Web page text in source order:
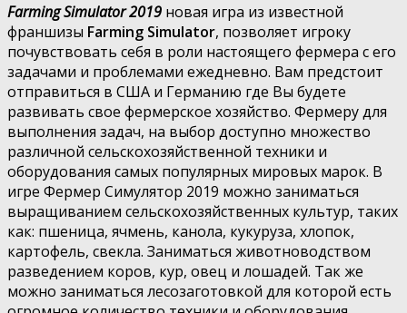
Farming Simulator 2019 новая игра из известной
франшизы Farming Simulator, позволяет игроку
почувствовать себя в роли настоящего фермера с его
задачами и проблемами ежедневно. Вам предстоит
отправиться в США и Германию где Вы будете
развивать свое фермерское хозяйство. Фермеру для
выполнения задач, на выбор доступно множество
различной сельскохозяйственной техники и
оборудования самых популярных мировых марок. В
игре Фермер Симулятор 2019 можно заниматься
выращиванием сельскохозяйственных культур, таких
как: пшеница, ячмень, канола, кукуруза, хлопок,
картофель, свекла. Заниматься животноводством
разведением коров, кур, овец и лошадей. Так же
можно заниматься лесозаготовкой для которой есть